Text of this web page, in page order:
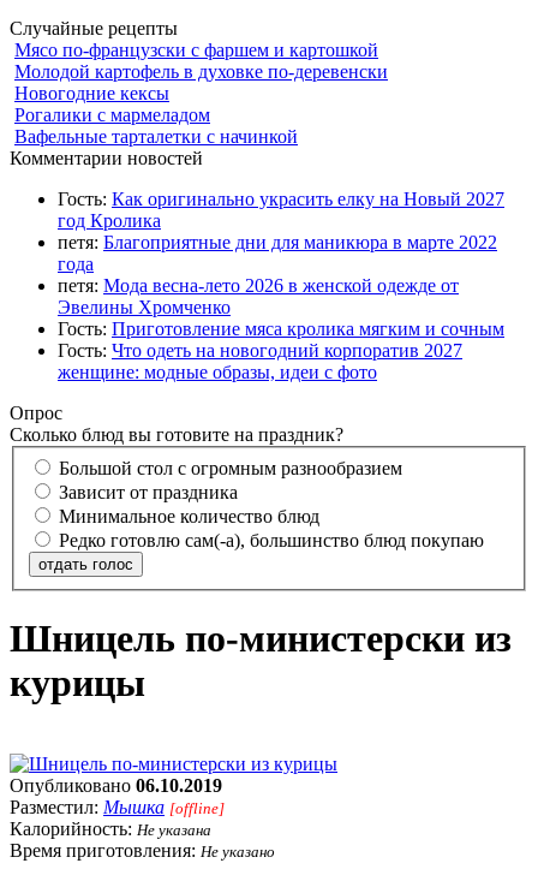
Случайные рецепты
Мясо по-французски с фаршем и картошкой
Молодой картофель в духовке по-деревенски
Новогодние кексы
Рогалики с мармеладом
Вафельные тарталетки с начинкой
Комментарии новостей
Гость: Как оригинально украсить елку на Новый 2027
год Кролика
петя: Благоприятные дни для маникюра в марте 2022
года
петя: Мода весна-лето 2026 в женской одежде от
Эвелины Хромченко
Гость: Приготовление мяса кролика мягким и сочным
Гость: Что одеть на новогодний корпоратив 2027
женщине: модные образы, идеи с фото
Опрос
Сколько блюд вы готовите на праздник?
Большой стол с огромным разнообразием
Зависит от праздника
Минимальное количество блюд
Редко готовлю сам(-а), большинство блюд покупаю
отдать голос
Шницель по-министерски из
курицы
Опубликовано 06.10.2019
Разместил: Мышка [offline]
Калорийность: Не указана
Время приготовления: Не указано